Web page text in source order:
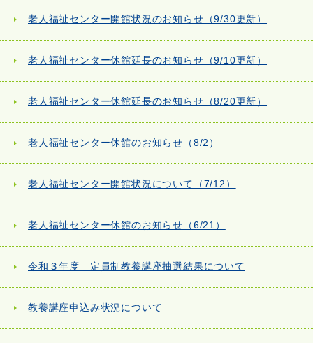
老人福祉センター開館状況のお知らせ（9/30更新）
老人福祉センター休館延長のお知らせ（9/10更新）
老人福祉センター休館延長のお知らせ（8/20更新）
老人福祉センター休館のお知らせ（8/2）
老人福祉センター開館状況について（7/12）
老人福祉センター休館のお知らせ（6/21）
令和３年度 定員制教養講座抽選結果について
教養講座申込み状況について